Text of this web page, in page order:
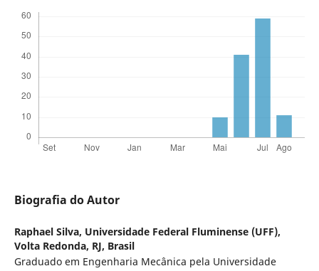
Biografia do Autor
Raphael Silva, Universidade Federal Fluminense (UFF),
Volta Redonda, RJ, Brasil
Graduado em Engenharia Mecânica pela Universidade